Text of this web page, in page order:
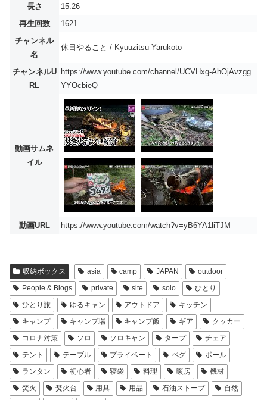
長さ
15:26
再生回数
1621
チャンネル
名
休日やること / Kyuuzitsu Yarukoto
チャンネルU
RL
https://www.youtube.com/channel/UCVHxg-AhOjAvzgg
YYOcbieQ
動画サムネ
イル
動画URL https://www.youtube.com/watch?v=yB6YA1liTJM
収納ボックス asia camp JAPAN
outdoor
People & Blogs
private site solo
ひとり
ひとり旅
ゆるキャン アウトドア
キッチン
キャンプ
キャンプ場 キャンプ飯 ギア
クッカー
コロナ対策
ソロ ソロキャン タープ
チェア
テント
テーブル プライベート ペグ
ポール
ランタン
初心者 寝袋 料理 暖房
機材
焚火
焚火台 用具 用品 石油ストーブ
自然